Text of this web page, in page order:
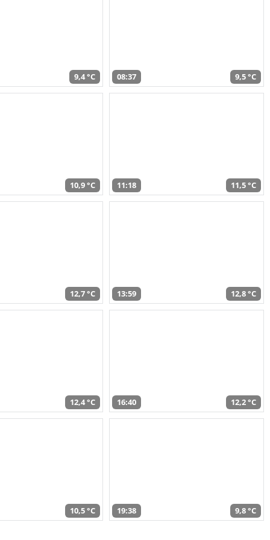
9,4 °C 08:37 9,5 °C
10,9 °C 11:18 11,5 °C
12,7 °C 13:59 12,8 °C
12,4 °C 16:40 12,2 °C
10,5 °C 19:38 9,8 °C